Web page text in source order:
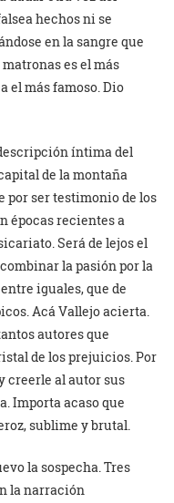
hechos ni se
en la sangre que
es el más
el más famoso. Dio
íntima del
de la montaña
por ser testimonio de los
épocas recientes a
Será de lejos el
la pasión por la
iguales, que de
Acá Vallejo acierta.
autores que
de los prejuicios. Por
creerle al autor sus
Importa acaso que
sublime y brutal.
la sospecha. Tres
la narración